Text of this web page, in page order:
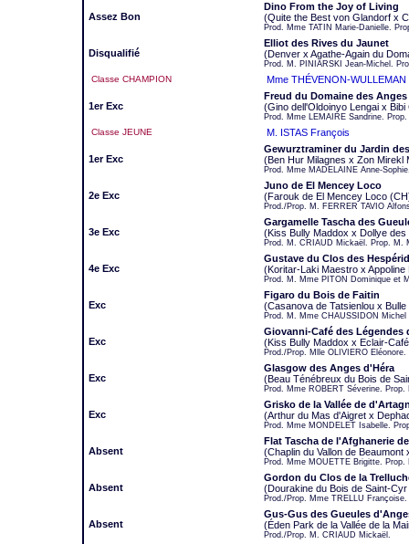
Assez Bon
Dino From the Joy of Living
(Quite the Best von Glandorf x
Prod. Mme TATIN Marie-Danielle.
Disqualifié
Elliot des Rives du Jaunet
(Denver x Agathe-Again du
Prod. M. PINIARSKI Jean-Michel.
Classe CHAMPION Mme THÉVENON-WULLEMAN
1er Exc
Freud du Domaine des
(Gino dell'Oldoinyo Lengai x
Prod. Mme LEMAIRE Sandrine.
Classe JEUNE M. ISTAS François
1er Exc
Gewurztraminer du Jardin
(Ben Hur Milagnes x Zon Mirekl
Prod. Mme MADELAINE Anne-
2e Exc
Juno de El Mencey Loco
(Farouk de El Mencey Loco
Prod./Prop. M. FERRER TAVIO
3e Exc
Gargamelle Tascha des
(Kiss Bully Maddox x Dollye
Prod. M. CRIAUD Mickaël. Prop. M.
4e Exc
Gustave du Clos des
(Koritar-Laki Maestro x
Prod. M. Mme PITON Dominique et
Exc
Figaro du Bois de Faitin
(Casanova de Tatsienlou x
Prod. M. Mme CHAUSSIDON
Exc
Giovanni-Café des Légendes
(Kiss Bully Maddox x Eclair-
Prod./Prop. Mlle OLIVIERO Eléonore.
Exc
Glasgow des Anges d'Héra
(Beau Ténébreux du Bois de
Prod. Mme ROBERT Séverine.
Exc
Grisko de la Vallée de
(Arthur du Mas d'Aigret x
Prod. Mme MONDELET Isabelle.
Absent
Flat Tascha de l'Afghanerie
(Chaplin du Vallon de
Prod. Mme MOUETTE Brigitte. Prop.
Absent
Gordon du Clos de la
(Dourakine du Bois de Saint-
Prod./Prop. Mme TRELLU Françoise.
Absent
Gus-Gus des Gueules
(Éden Park de la Vallée de la
Prod./Prop. M. CRIAUD Mickaël.